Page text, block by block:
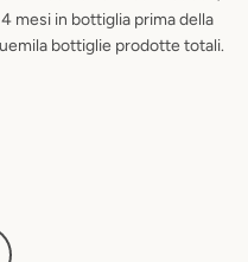
mesi in bottiglia prima della
bottiglie prodotte totali.